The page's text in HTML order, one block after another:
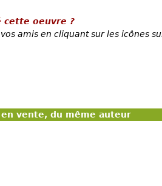
cette oeuvre ?
amis en cliquant sur les icônes
vente, du même auteur